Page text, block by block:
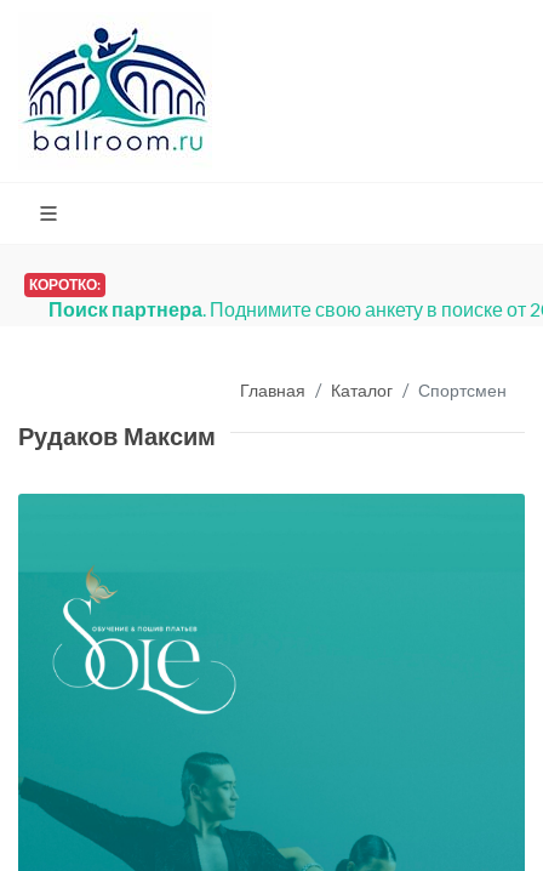
КОРОТКО:
Поиск партнера. Поднимите свою анкету в поиске от
Главная Каталог Спортсмен
Рудаков Максим